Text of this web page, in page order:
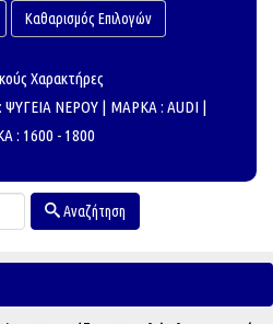
Χαρακτήρες
ΨΥΓΕΙΑ ΝΕΡΟΥ | ΜΑΡΚΑ : AUDI |
: 1600 - 1800
Αναζήτηση